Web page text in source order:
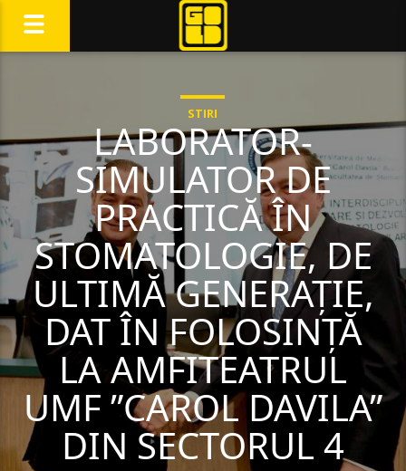
STIRI
LABORATOR-
SIMULATOR DE
PRACTICĂ ÎN
STOMATOLOGIE, DE
ULTIMĂ GENERAȚIE,
DAT ÎN FOLOSINȚĂ
LA AMFITEATRUL
UMF ”CAROL DAVILA”
DIN SECTORUL 4